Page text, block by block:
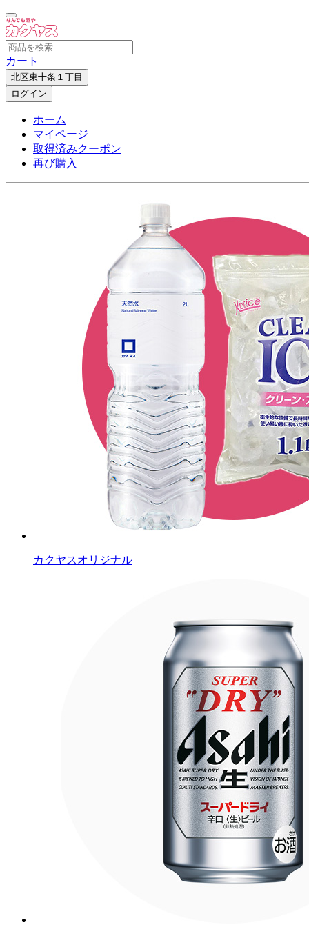
カート
北区東十条１丁目
ログイン
ホーム
マイページ
取得済みクーポン
再び購入
カクヤスオリジナル